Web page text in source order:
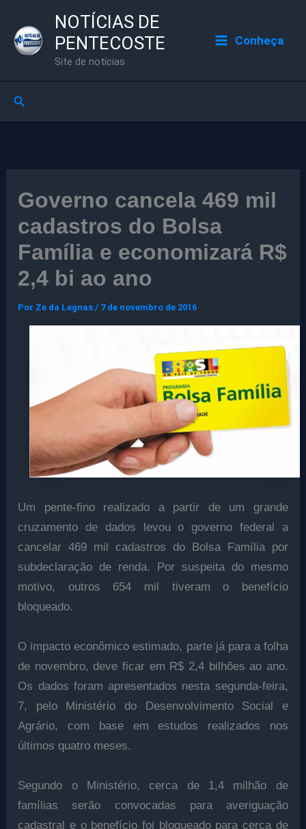
para
NOTÍCIAS DE
PENTECOSTE
Site de notícias
Conheça
Pesquisar
Governo cancela 469 mil
cadastros do Bolsa
Família e economizará R$
2,4 bi ao ano
Por Ze da Legnas/ 7 de novembro de 2016
Um pente-fino realizado a partir de um grande
cruzamento de dados levou o governo federal a
cancelar 469 mil cadastros do Bolsa Família por
subdeclaração de renda. Por suspeita do mesmo
motivo, outros 654 mil tiveram o benefício
bloqueado.
O impacto econômico estimado, parte já para a folha
de novembro, deve ficar em R$ 2,4 bilhões ao ano.
Os dados foram apresentados nesta segunda-feira,
7, pelo Ministério do Desenvolvimento Social e
Agrário, com base em estudos realizados nos
últimos quatro meses.
Segundo o Ministério, cerca de 1,4 milhão de
famílias serão convocadas para averiguação
cadastral e o benefício foi bloqueado para cerca de